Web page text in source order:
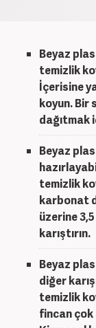
Beyaz
temizlik
İçerisine
koyun. Bir
dağıtmak
Beyaz
temizlik
karbonat
üzerine
karıştırın.
Beyaz
diğer
temizlik
fincan çok